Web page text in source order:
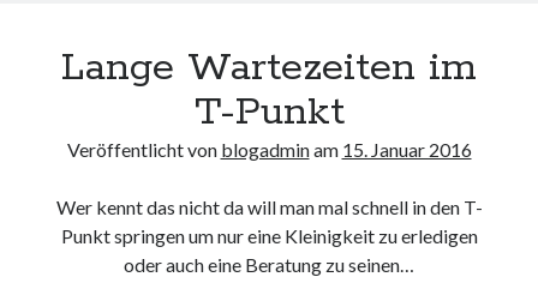
von
Mail
Adressen
Lange Wartezeiten im
T-Punkt
Veröffentlicht von blogadminam 15. Januar 2016
Wer kennt das nicht da will man mal schnell in den T-
Punkt springen um nur eine Kleinigkeit zu erledigen
oder auch eine Beratung zu seinen…